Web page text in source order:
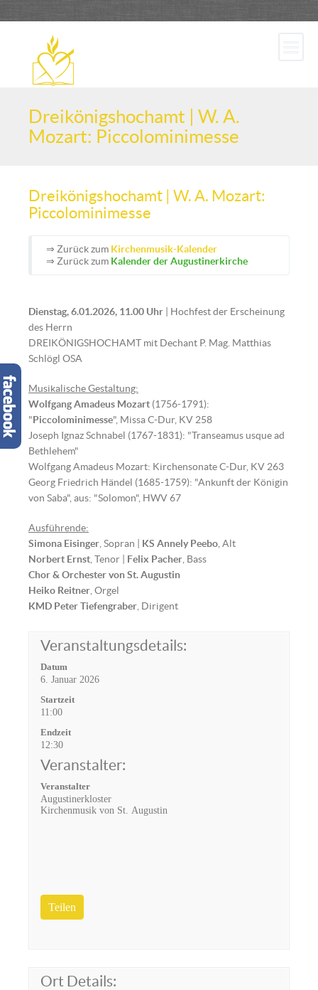
Dreikönigshochamt | W. A.
Mozart: Piccolominimesse
Dreikönigshochamt | W. A. Mozart:
Piccolominimesse
⇒ Zurück zum Kirchenmusik-Kalender
⇒ Zurück zum Kalender der Augustinerkirche
Dienstag, 6.01.2026, 11.00 Uhr | Hochfest der Erscheinung
des Herrn
DREIKÖNIGSHOCHAMT mit Dechant P. Mag. Matthias
Schlögl OSA
Musikalische Gestaltung:
Wolfgang Amadeus Mozart (1756-1791):
"Piccolominimesse", Missa C-Dur, KV 258
Joseph Ignaz Schnabel (1767-1831): "Transeamus usque ad
Bethlehem"
Wolfgang Amadeus Mozart: Kirchensonate C-Dur, KV 263
Georg Friedrich Händel (1685-1759): "Ankunft der Königin
von Saba", aus: "Solomon", HWV 67
Ausführende:
Simona Eisinger , Sopran | KS Annely Peebo , Alt
Norbert Ernst , Tenor | Felix Pacher , Bass
Chor & Orchester von St. Augustin
Heiko Reitner , Orgel
KMD Peter Tiefengraber , Dirigent
Veranstaltungsdetails:
Datum
6. Januar 2026
Startzeit
11:00
Endzeit
12:30
Veranstalter:
Veranstalter
Augustinerkloster
Kirchenmusik von St. Augustin
Teilen
Ort Details: